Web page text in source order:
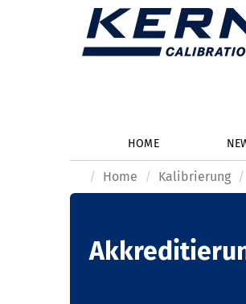
HOME
Home Kalibrierung